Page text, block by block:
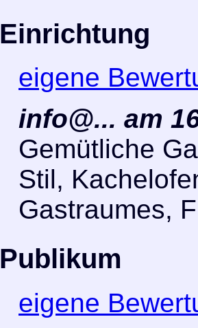
Einrichtung
eigene
info@... am
Gemütliche
Stil,
Gastraumes,
Publikum
eigene